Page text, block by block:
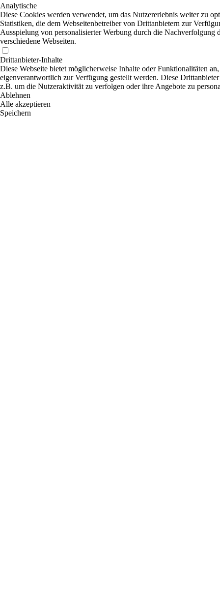
Analytische
Diese Cookies werden verwendet, um das Nutzererlebnis weiter zu
Statistiken, die dem Webseitenbetreiber von Drittanbietern zur
Ausspielung von personalisierter Werbung durch die Nachverfolgung
verschiedene Webseiten.
Drittanbieter-Inhalte
Diese Webseite bietet möglicherweise Inhalte oder Funktionalitäten
eigenverantwortlich zur Verfügung gestellt werden. Diese
z.B. um die Nutzeraktivität zu verfolgen oder ihre Angebote zu
Ablehnen
Alle akzeptieren
Speichern